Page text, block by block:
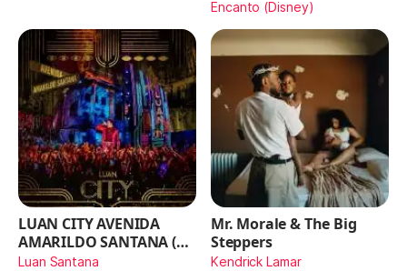
Soundtrack)
Encanto (Disney)
LUAN CITY AVENIDA
AMARILDO SANTANA (Ao
Vivo)
Luan Santana
Mr. Morale & The Big
Steppers
Kendrick Lamar